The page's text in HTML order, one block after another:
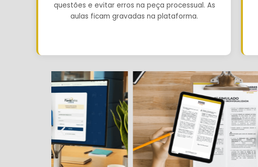
questões e evitar erros na peça processual. As
aulas ficam gravadas na plataforma.